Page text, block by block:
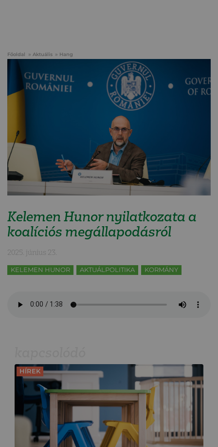
Főoldal Aktuális Hang
Kelemen Hunor nyilatkozata a
koalíciós megállapodásról
2025. június 23.
KELEMEN HUNOR AKTUÁLPOLITIKA KORMÁNY
HÍREK